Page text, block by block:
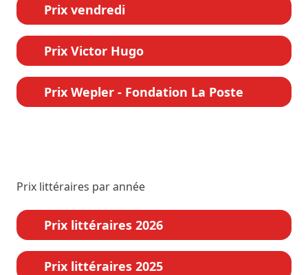
Prix vendredi
Prix Victor Hugo
Prix Wepler - Fondation La Poste
Prix littéraires par année
Prix littéraires 2026
Prix littéraires 2025